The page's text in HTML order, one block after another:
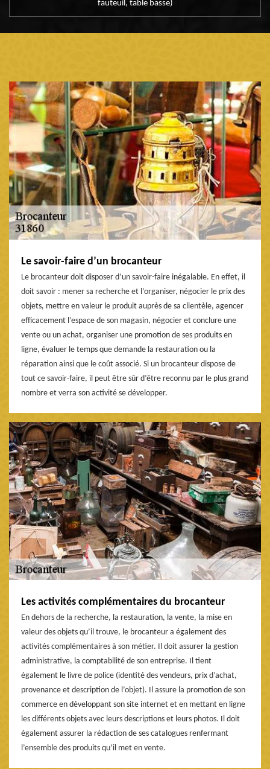
fauteuil, table basse)
Le savoir-faire d’un brocanteur
Le brocanteur doit disposer d’un savoir-faire inégalable. En effet, il
doit savoir : mener sa recherche et l’organiser, négocier le prix des
objets, mettre en valeur le produit auprès de sa clientèle, agencer
efficacement l’espace de son magasin, négocier et conclure une
vente ou un achat, organiser une promotion de ses produits en
ligne, évaluer le temps que demande la restauration ou la
réparation ainsi que le coût associé. Si un brocanteur dispose de
tout ce savoir-faire, il peut être sûr d’être reconnu par le plus grand
nombre et verra son activité se développer.
Les activités complémentaires du brocanteur
En dehors de la recherche, la restauration, la vente, la mise en
valeur des objets qu’il trouve, le brocanteur a également des
activités complémentaires à son métier. Il doit assurer la gestion
administrative, la comptabilité de son entreprise. Il tient
également le livre de police (identité des vendeurs, prix d’achat,
provenance et description de l’objet). Il assure la promotion de son
commerce en développant son site internet et en mettant en ligne
les différents objets avec leurs descriptions et leurs photos. Il doit
également assurer la rédaction de ses catalogues renfermant
l’ensemble des produits qu’il met en vente.